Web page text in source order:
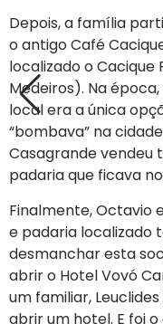
Depois, a família
o antigo Café
localizado o
Medeiros). Na
local era a única
“bombava” na
Casagrande vendeu
padaria que ficava
Finalmente, Octavio
e padaria localizado
desmanchar esta
abrir o Hotel Vovó
um familiar,
abrir um hotel. E foi